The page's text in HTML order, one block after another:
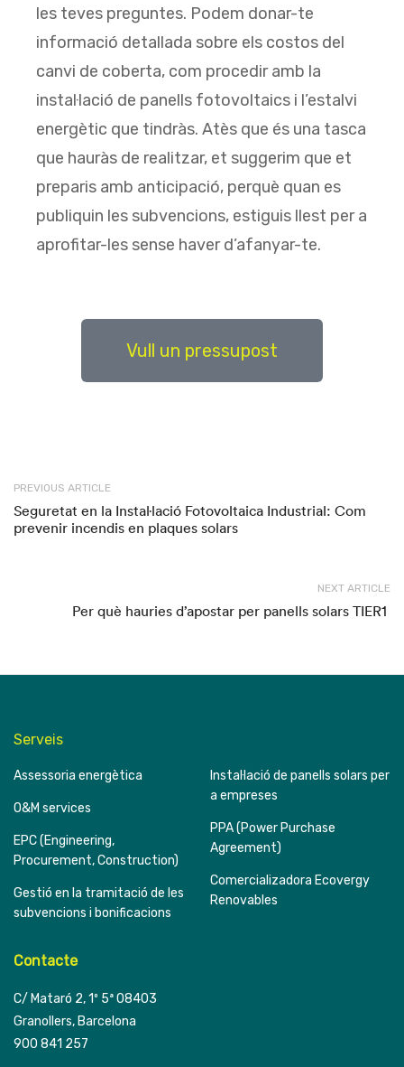
les teves preguntes. Podem donar-te
informació detallada sobre els costos del
canvi de coberta, com procedir amb la
instal·lació de panells fotovoltaics i l’estalvi
energètic que tindràs. Atès que és una tasca
que hauràs de realitzar, et suggerim que et
preparis amb anticipació, perquè quan es
publiquin les subvencions, estiguis llest per a
aprofitar-les sense haver d’afanyar-te.
Vull un pressupost
PREVIOUS ARTICLE
Seguretat en la Instal·lació Fotovoltaica Industrial: Com
prevenir incendis en plaques solars
NEXT ARTICLE
Per què hauries d’apostar per panells solars TIER1
Serveis
Assessoria energètica
O&M services
EPC (Engineering,
Procurement, Construction)
Gestió en la tramitació de les
subvencions i bonificacions
Instal·lació de panells solars per
a empreses
PPA (Power Purchase
Agreement)
Comercializadora Ecovergy
Renovables
Contacte
C/ Mataró 2, 1º 5ª 08403
Granollers, Barcelona
900 841 257